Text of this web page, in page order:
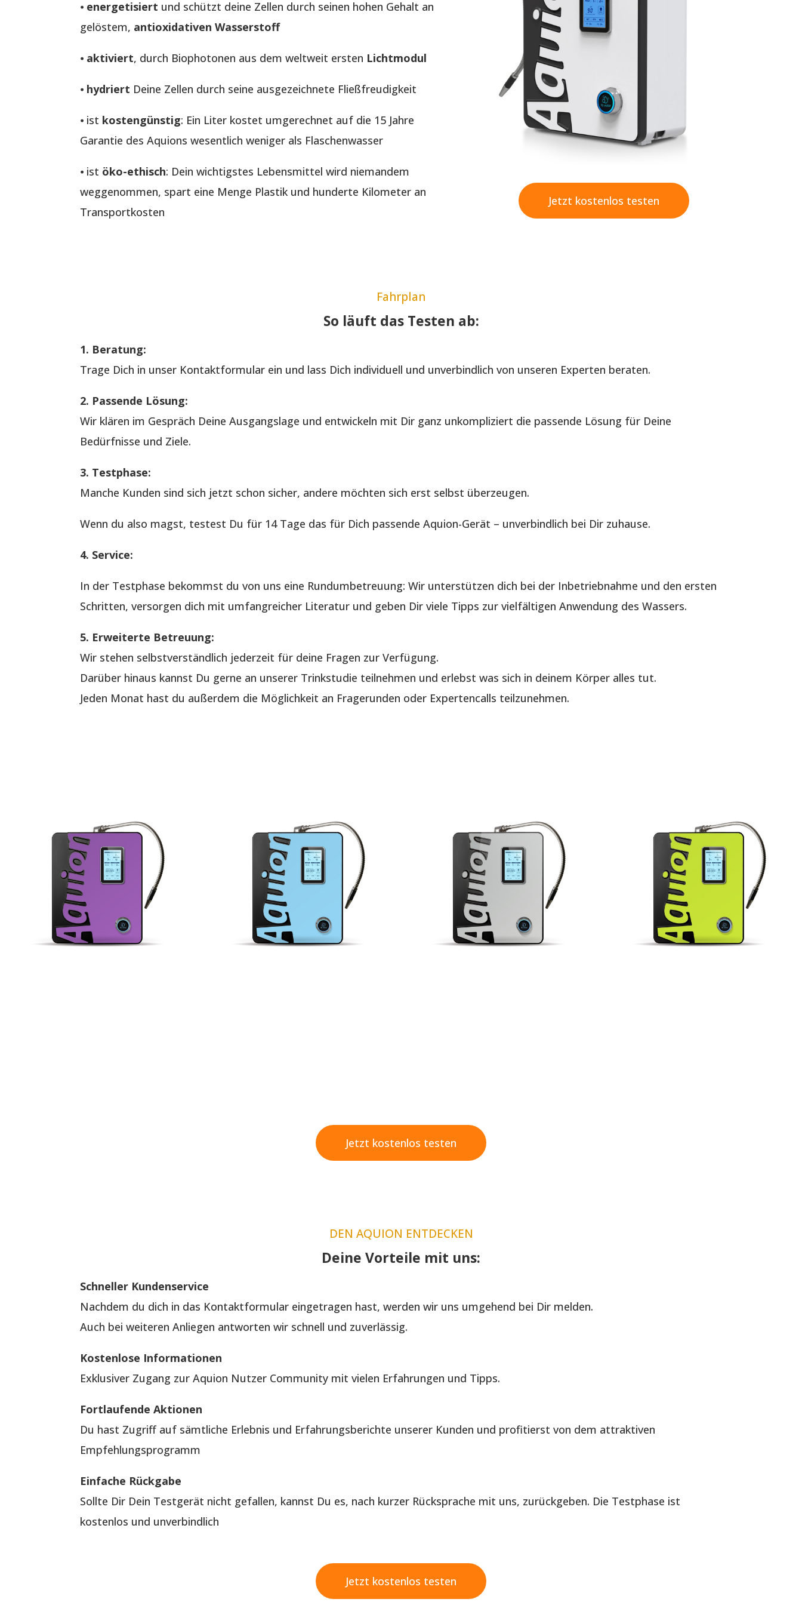
⦁ energetisiert und schützt deine Zellen durch seinen hohen Gehalt an
gelöstem, antioxidativen Wasserstoff
⦁ aktiviert, durch Biophotonen aus dem weltweit ersten Lichtmodul
⦁ hydriert Deine Zellen durch seine ausgezeichnete Fließfreudigkeit
⦁ ist kostengünstig: Ein Liter kostet umgerechnet auf die 15 Jahre
Garantie des Aquions wesentlich weniger als Flaschenwasser
⦁ ist öko-ethisch: Dein wichtigstes Lebensmittel wird niemandem
weggenommen, spart eine Menge Plastik und hunderte Kilometer an
Transportkosten
Jetzt kostenlos testen
Fahrplan
So läuft das Testen ab:
1. Beratung:
Trage Dich in unser Kontaktformular ein und lass Dich individuell und unverbindlich von unseren Experten beraten.
2. Passende Lösung:
Wir klären im Gespräch Deine Ausgangslage und entwickeln mit Dir ganz unkompliziert die passende Lösung für Deine
Bedürfnisse und Ziele.
3. Testphase:
Manche Kunden sind sich jetzt schon sicher, andere möchten sich erst selbst überzeugen.
Wenn du also magst, testest Du für 14 Tage das für Dich passende Aquion-Gerät – unverbindlich bei Dir zuhause.
4. Service:
In der Testphase bekommst du von uns eine Rundumbetreuung: Wir unterstützen dich bei der Inbetriebnahme und den ersten
Schritten, versorgen dich mit umfangreicher Literatur und geben Dir viele Tipps zur vielfältigen Anwendung des Wassers.
5. Erweiterte Betreuung:
Wir stehen selbstverständlich jederzeit für deine Fragen zur Verfügung.
Darüber hinaus kannst Du gerne an unserer Trinkstudie teilnehmen und erlebst was sich in deinem Körper alles tut.
Jeden Monat hast du außerdem die Möglichkeit an Fragerunden oder Expertencalls teilzunehmen.
Jetzt kostenlos testen
DEN AQUION ENTDECKEN
Deine Vorteile mit uns:
Schneller Kundenservice
Nachdem du dich in das Kontaktformular eingetragen hast, werden wir uns umgehend bei Dir melden.
Auch bei weiteren Anliegen antworten wir schnell und zuverlässig.
Kostenlose Informationen
Exklusiver Zugang zur Aquion Nutzer Community mit vielen Erfahrungen und Tipps.
Fortlaufende Aktionen
Du hast Zugriff auf sämtliche Erlebnis und Erfahrungsberichte unserer Kunden und profitierst von dem attraktiven
Empfehlungsprogramm
Einfache Rückgabe
Sollte Dir Dein Testgerät nicht gefallen, kannst Du es, nach kurzer Rücksprache mit uns, zurückgeben. Die Testphase ist
kostenlos und unverbindlich
Jetzt kostenlos testen